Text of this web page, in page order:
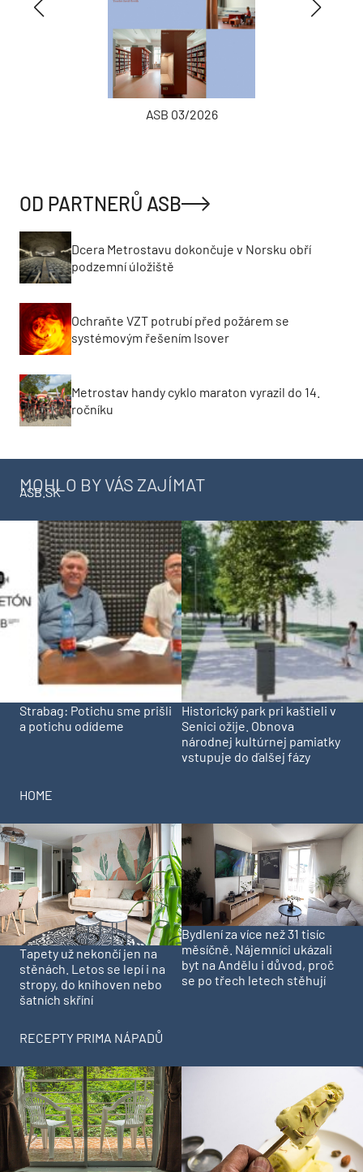
ASB 03/2026
OD PARTNERŮ ASB
Dcera Metrostavu dokončuje v Norsku obří
podzemní úložiště
Ochraňte VZT potrubí před požárem se
systémovým řešením Isover
Metrostav handy cyklo maraton vyrazil do 14.
ročníku
MOHLO BY VÁS ZAJÍMAT
ASB.SK
Strabag: Potichu sme prišli
a potichu odídeme
Historický park pri kaštieli v
Senici ožije. Obnova
národnej kultúrnej pamiatky
vstupuje do ďalšej fázy
HOME
Tapety už nekončí jen na
stěnách. Letos se lepí i na
stropy, do knihoven nebo
šatních skříní
Bydlení za více než 31 tisíc
měsíčně. Nájemníci ukázali
byt na Andělu i důvod, proč
se po třech letech stěhují
RECEPTY PRIMA NÁPADŮ